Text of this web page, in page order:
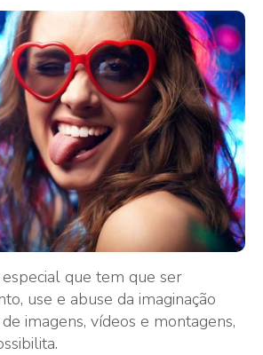
que tem que ser
use e abuse da imaginação
imagens, vídeos e montagens,